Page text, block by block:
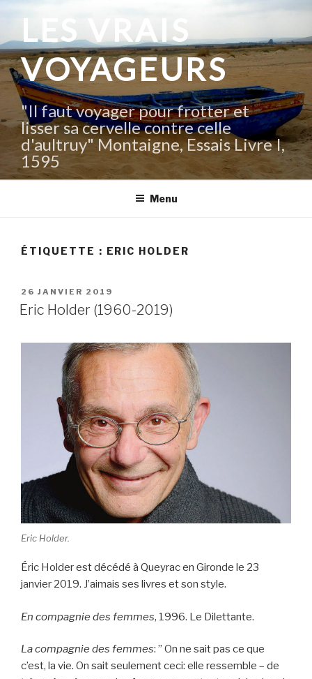
contenu
principal
LES VRAIS
VOYAGEURS
"Il faut voyager pour frotter et
lisser sa cervelle contre celle
d'aultruy" Montaigne, Essais Livre I,
1595
Menu
ÉTIQUETTE : ERIC HOLDER
PUBLIÉ
LE
26 JANVIER 2019
Eric Holder (1960-2019)
Eric Holder.
Éric Holder est décédé à Queyrac en Gironde le 23
janvier 2019. J’aimais ses livres et son style.
En compagnie des femmes, 1996. Le Dilettante.
La compagnie des femmes: ” On ne sait pas ce que
c’est, la vie. On sait seulement ceci: elle ressemble – de